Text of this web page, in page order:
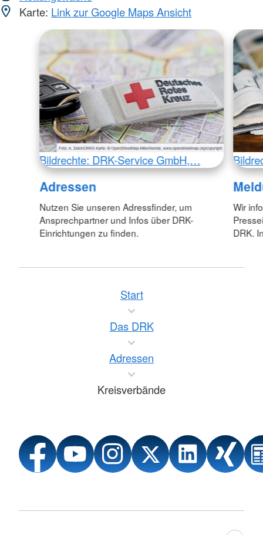
Karte: Link zur Google Maps Ansicht
Bildrechte: DRK-Service GmbH,…
Adressen
Nutzen Sie unseren Adressfinder, um
Ansprechpartner und Infos über DRK-
Einrichtungen zu finden.
Wir
DRK.
Start
Das DRK
Adressen
Kreisverbände